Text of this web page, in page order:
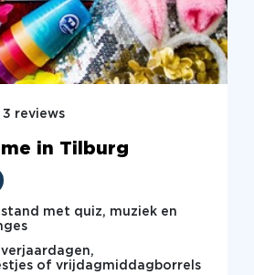
3 reviews
in Tilburg
met quiz, muziek en
of vrijdagmiddagborrels